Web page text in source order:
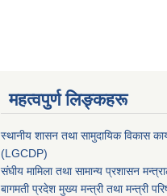
महत्वपुर्ण लिङ्कहरू
स्थानीय शासन तथा सामुदायिक विकास
(LGCDP)
संघीय मामिला तथा सामान्य प्रशासन
बागमती प्रदेश मुख्य मन्त्री तथा मन्त्री